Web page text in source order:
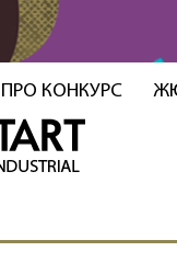
ПРО КОНКУРС